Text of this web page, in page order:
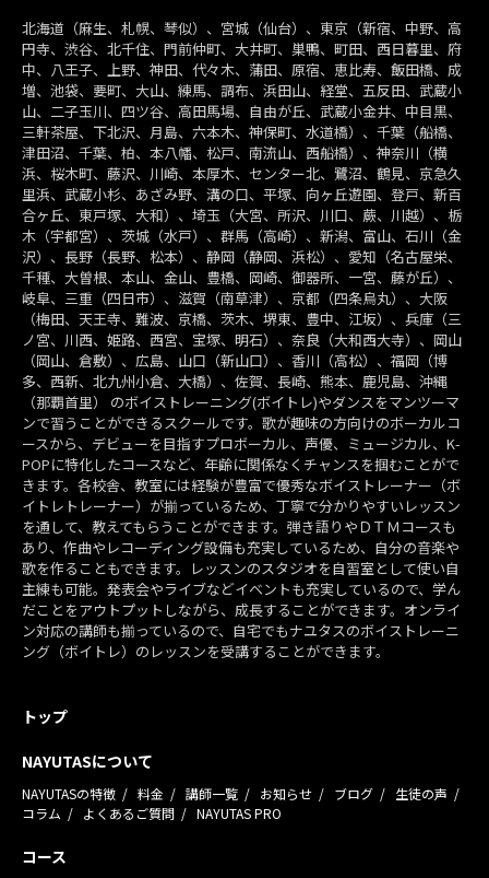
北海道（麻生、札幌、琴似）、宮城（仙台）、東京（新宿、中野、高
円寺、渋谷、北千住、門前仲町、大井町、巣鴨、町田、西日暮里、府
中、八王子、上野、神田、代々木、蒲田、原宿、恵比寿、飯田橋、成
増、池袋、要町、大山、練馬、調布、浜田山、経堂、五反田、武蔵小
山、二子玉川、四ツ谷、高田馬場、自由が丘、武蔵小金井、中目黒、
三軒茶屋、下北沢、月島、六本木、神保町、水道橋）、千葉（船橋、
津田沼、千葉、柏、本八幡、松戸、南流山、西船橋）、神奈川（横
浜、桜木町、藤沢、川崎、本厚木、センター北、鷺沼、鶴見、京急久
里浜、武蔵小杉、あざみ野、溝の口、平塚、向ヶ丘遊園、登戸、新百
合ヶ丘、東戸塚、大和）、埼玉（大宮、所沢、川口、蕨、川越）、栃
木（宇都宮）、茨城（水戸）、群馬（高崎）、新潟、富山、石川（金
沢）、長野（長野、松本）、静岡（静岡、浜松）、愛知（名古屋栄、
千種、大曽根、本山、金山、豊橋、岡崎、御器所、一宮、藤が丘）、
岐阜、三重（四日市）、滋賀（南草津）、京都（四条烏丸）、大阪
（梅田、天王寺、難波、京橋、茨木、堺東、豊中、江坂）、兵庫（三
ノ宮、川西、姫路、西宮、宝塚、明石）、奈良（大和西大寺）、岡山
（岡山、倉敷）、広島、山口（新山口）、香川（高松）、福岡（博
多、西新、北九州小倉、大橋）、佐賀、長崎、熊本、鹿児島、沖縄
（那覇首里） のボイストレーニング(ボイトレ)やダンスをマンツーマ
ンで習うことができるスクールです。歌が趣味の方向けのボーカルコ
ースから、デビューを目指すプロボーカル、声優、ミュージカル、K-
POPに特化したコースなど、年齢に関係なくチャンスを掴むことがで
きます。各校舎、教室には経験が豊富で優秀なボイストレーナー（ボ
イトレトレーナー）が揃っているため、丁寧で分かりやすいレッスン
を通して、教えてもらうことができます。弾き語りやＤＴＭコースも
あり、作曲やレコーディング設備も充実しているため、自分の音楽や
歌を作ることもできます。レッスンのスタジオを自習室として使い自
主練も可能。発表会やライブなどイベントも充実しているので、学ん
だことをアウトプットしながら、成長することができます。オンライ
ン対応の講師も揃っているので、自宅でもナユタスのボイストレーニ
ング（ボイトレ）のレッスンを受講することができます。
トップ
NAYUTASについて
NAYUTASの特徴 料金 講師一覧 お知らせ ブログ
生徒の声
コラム
よくあるご質問 NAYUTAS PRO
コース